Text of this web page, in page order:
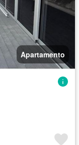
Apartamento